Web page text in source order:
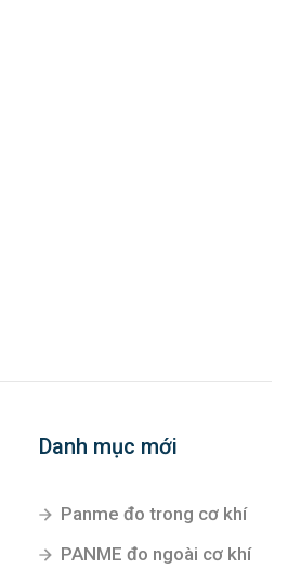
Danh mục mới
Panme đo trong cơ khí
PANME đo ngoài cơ khí